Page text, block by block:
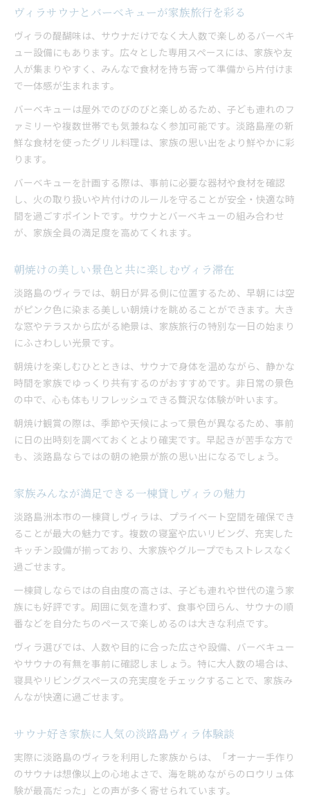
ヴィラサウナとバーベキューが家族旅行を彩る
ヴィラの醍醐味は、サウナだけでなく大人数で楽しめるバーベキ
ュー設備にもあります。広々とした専用スペースには、家族や友
人が集まりやすく、みんなで食材を持ち寄って準備から片付けま
で一体感が生まれます。
バーベキューは屋外でのびのびと楽しめるため、子ども連れのフ
ァミリーや複数世帯でも気兼ねなく参加可能です。淡路島産の新
鮮な食材を使ったグリル料理は、家族の思い出をより鮮やかに彩
ります。
バーベキューを計画する際は、事前に必要な器材や食材を確認
し、火の取り扱いや片付けのルールを守ることが安全・快適な時
間を過ごすポイントです。サウナとバーベキューの組み合わせ
が、家族全員の満足度を高めてくれます。
朝焼けの美しい景色と共に楽しむヴィラ滞在
淡路島のヴィラでは、朝日が昇る側に位置するため、早朝には空
がピンク色に染まる美しい朝焼けを眺めることができます。大き
な窓やテラスから広がる絶景は、家族旅行の特別な一日の始まり
にふさわしい光景です。
朝焼けを楽しむひとときは、サウナで身体を温めながら、静かな
時間を家族でゆっくり共有するのがおすすめです。非日常の景色
の中で、心も体もリフレッシュできる贅沢な体験が叶います。
朝焼け観賞の際は、季節や天候によって景色が異なるため、事前
に日の出時刻を調べておくとより確実です。早起きが苦手な方で
も、淡路島ならではの朝の絶景が旅の思い出になるでしょう。
家族みんなが満足できる一棟貸しヴィラの魅力
淡路島洲本市の一棟貸しヴィラは、プライベート空間を確保でき
ることが最大の魅力です。複数の寝室や広いリビング、充実した
キッチン設備が揃っており、大家族やグループでもストレスなく
過ごせます。
一棟貸しならではの自由度の高さは、子ども連れや世代の違う家
族にも好評です。周囲に気を遣わず、食事や団らん、サウナの順
番などを自分たちのペースで楽しめるのは大きな利点です。
ヴィラ選びでは、人数や目的に合った広さや設備、バーベキュー
やサウナの有無を事前に確認しましょう。特に大人数の場合は、
寝具やリビングスペースの充実度をチェックすることで、家族み
んなが快適に過ごせます。
サウナ好き家族に人気の淡路島ヴィラ体験談
実際に淡路島のヴィラを利用した家族からは、「オーナー手作り
のサウナは想像以上の心地よさで、海を眺めながらのロウリュ体
験が最高だった」との声が多く寄せられています。